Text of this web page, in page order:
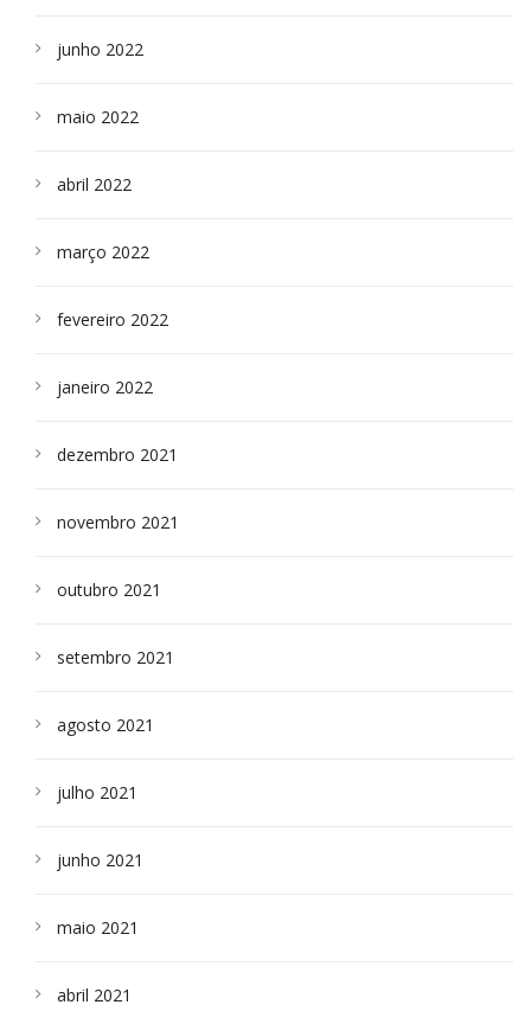
junho 2022
maio 2022
abril 2022
março 2022
fevereiro 2022
janeiro 2022
dezembro 2021
novembro 2021
outubro 2021
setembro 2021
agosto 2021
julho 2021
junho 2021
maio 2021
abril 2021